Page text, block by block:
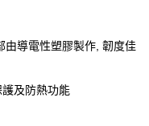
由導電性塑膠製作, 韌度佳
及防熱功能